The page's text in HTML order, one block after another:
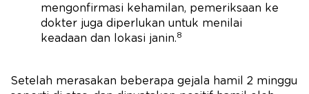
mengonfirmasi kehamilan, pemeriksaan ke
dokter juga diperlukan untuk menilai
keadaan dan lokasi janin.8
Setelah merasakan beberapa gejala hamil 2 minggu